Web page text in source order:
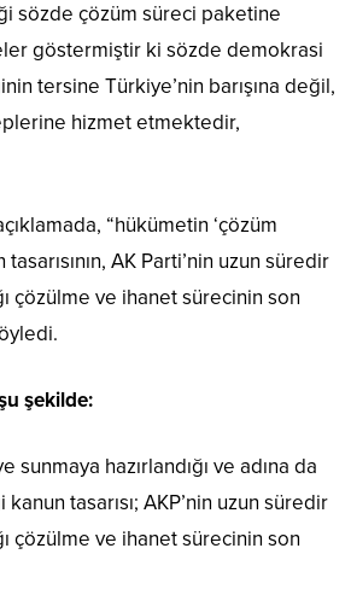
sözde çözüm süreci paketine
göstermiştir ki sözde demokrasi
tersine Türkiye’nin barışına değil,
hizmet etmektedir,
“hükümetin ‘çözüm
AK Parti’nin uzun süredir
çözülme ve ihanet sürecinin son
şekilde:
sunmaya hazırlandığı ve adına da
tasarısı; AKP’nin uzun süredir
çözülme ve ihanet sürecinin son